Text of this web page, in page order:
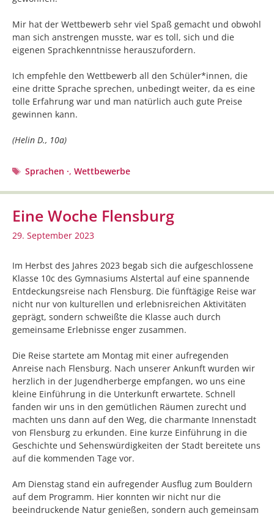
Mir hat der Wettbewerb sehr viel Spaß gemacht und obwohl
man sich anstrengen musste, war es toll, sich und die
eigenen Sprachkenntnisse herauszufordern.
Ich empfehle den Wettbewerb all den Schüler*innen, die
eine dritte Sprache sprechen, unbedingt weiter, da es eine
tolle Erfahrung war und man natürlich auch gute Preise
gewinnen kann.
(Helin D., 10a)
Schlagwörter
Sprachen ·,Wettbewerbe
Eine Woche Flensburg
29. September 2023
Im Herbst des Jahres 2023 begab sich die aufgeschlossene
Klasse 10c des Gymnasiums Alstertal auf eine spannende
Entdeckungsreise nach Flensburg. Die fünftägige Reise war
nicht nur von kulturellen und erlebnisreichen Aktivitäten
geprägt, sondern schweißte die Klasse auch durch
gemeinsame Erlebnisse enger zusammen.
Die Reise startete am Montag mit einer aufregenden
Anreise nach Flensburg. Nach unserer Ankunft wurden wir
herzlich in der Jugendherberge empfangen, wo uns eine
kleine Einführung in die Unterkunft erwartete. Schnell
fanden wir uns in den gemütlichen Räumen zurecht und
machten uns dann auf den Weg, die charmante Innenstadt
von Flensburg zu erkunden. Eine kurze Einführung in die
Geschichte und Sehenswürdigkeiten der Stadt bereitete uns
auf die kommenden Tage vor.
Am Dienstag stand ein aufregender Ausflug zum Bouldern
auf dem Programm. Hier konnten wir nicht nur die
beeindruckende Natur genießen, sondern auch gemeinsam